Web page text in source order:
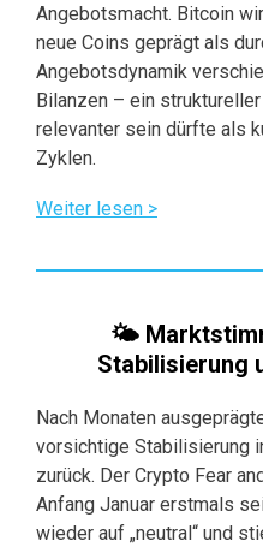
Angebotsmacht. Bitcoin
neue Coins geprägt als
Angebotsdynamik
Bilanzen – ein
relevanter sein dürfte als
Zyklen.
Weiter lesen >
🌤
Stabilisierung
Nach Monaten
vorsichtige Stabilisierung
zurück. Der Crypto Fear
Anfang Januar erstmals
wieder auf „neutral“ und